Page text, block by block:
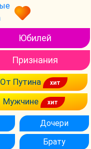
Юбилей
Признания
От Путина
Мужчине
Дочери
Брату